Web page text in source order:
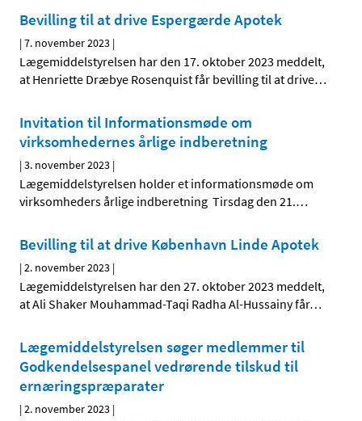
Bevilling til at drive Espergærde Apotek
|7. november 2023 |
Lægemiddelstyrelsen har den 17. oktober 2023 meddelt,
at Henriette Dræbye Rosenquist får bevilling til at drive…
Invitation til Informationsmøde om
virksomhedernes årlige indberetning
|3. november 2023 |
Lægemiddelstyrelsen holder et informationsmøde om
virksomheders årlige indberetning Tirsdag den 21.…
Bevilling til at drive København Linde Apotek
|2. november 2023 |
Lægemiddelstyrelsen har den 27. oktober 2023 meddelt,
at Ali Shaker Mouhammad-Taqi Radha Al-Hussainy får…
Lægemiddelstyrelsen søger medlemmer til
Godkendelsespanel vedrørende tilskud til
ernæringspræparater
|2. november 2023 |